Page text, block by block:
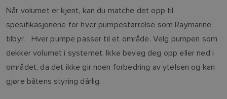
Når volumet er kjent, kan du matche det opp til
spesifikasjonene for hver pumpestørrelse som Raymarine
tilbyr. Hver pumpe passer til et område. Velg pumpen som
dekker volumet i systemet. Ikke beveg deg opp eller ned i
området, da det ikke gir noen forbedring av ytelsen og kan
gjøre båtens styring dårlig.